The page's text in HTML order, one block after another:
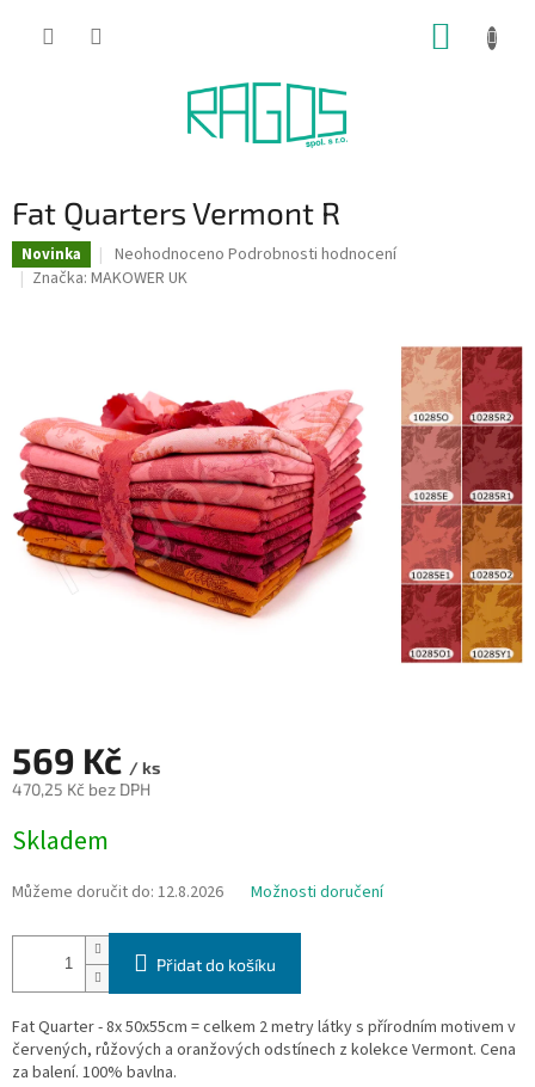
Fat Quarters Vermont R
Novinka
Průměrné
hodnocení
5
hvězdiček.
Neohodnoceno Podrobnosti hodnocení
Značka: MAKOWER UK
569 Kč / ks
470,25 Kč bez DPH
cena:
Skladem
Můžeme doručit do: 12.8.2026 Možnosti doručení
Přidat do košíku
Fat Quarter - 8x 50x55cm = celkem 2 metry látky s přírodním motivem v
červených, růžových a oranžových odstínech z kolekce Vermont. Cena
za balení. 100% bavlna.